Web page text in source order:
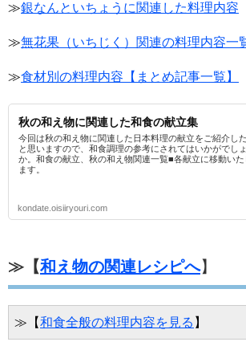
≫銀なんといちょうに関連した料理内容
≫無花果（いちじく）関連の料理内容一
≫食材別の料理内容【まとめ記事一覧】
秋の和え物に関連した和食の献立集
今回は秋の和え物に関連した日本料理の献立をご紹介し
と思いますので、和食調理の参考にされてはいかがでし
か。和食の献立、秋の和え物関連一覧■各献立に移動いた
ます。
kondate.oisiiryouri.com
≫【和え物の関連レシピへ】
≫【和食全般の料理内容を見る 】